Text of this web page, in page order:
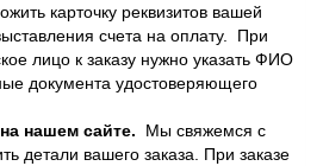
карточку реквизитов вашей
счета на оплату. При
лицо к заказу нужно указать ФИО
документа удостоверяющего
нашем сайте. Мы свяжемся с
детали вашего заказа. При заказе